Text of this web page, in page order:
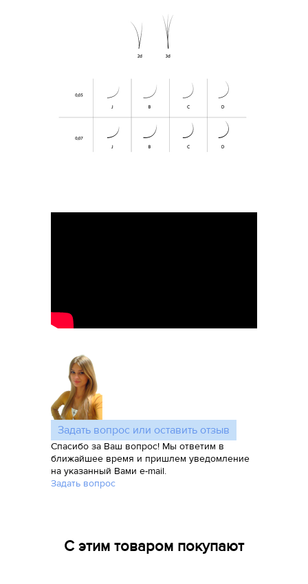
Задать вопрос или оставить отзыв
Спасибо за Ваш вопрос! Мы ответим в
ближайшее время и пришлем уведомление
на указанный Вами e-mail.
Задать вопрос
С этим товаром покупают